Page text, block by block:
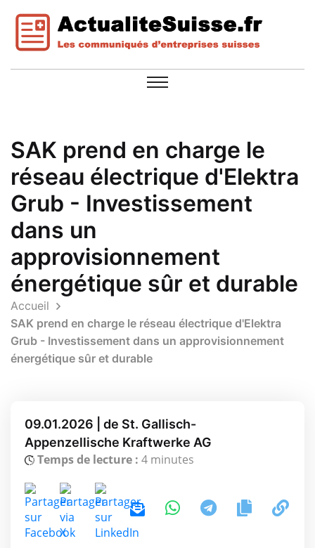
SAK prend en charge le
réseau électrique d'Elektra
Grub - Investissement
dans un
approvisionnement
énergétique sûr et durable
Accueil
SAK prend en charge le réseau électrique d'Elektra
Grub - Investissement dans un approvisionnement
énergétique sûr et durable
09.01.2026 | de St. Gallisch-
Appenzellische Kraftwerke AG
Temps de lecture : 4 minutes